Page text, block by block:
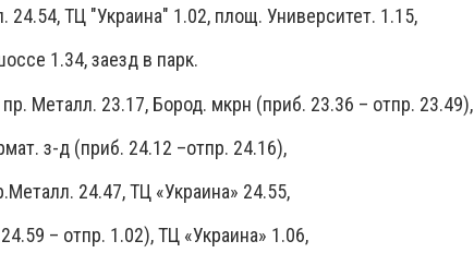
24.54, ТЦ "Украина" 1.02, площ. Университет. 1.15,
1.34, заезд в парк.
Металл. 23.17, Бород. мкрн (приб. 23.36 – отпр. 23.49),
з-д (приб. 24.12 –отпр. 24.16),
24.47, ТЦ «Украина» 24.55,
– отпр. 1.02), ТЦ «Украина» 1.06,